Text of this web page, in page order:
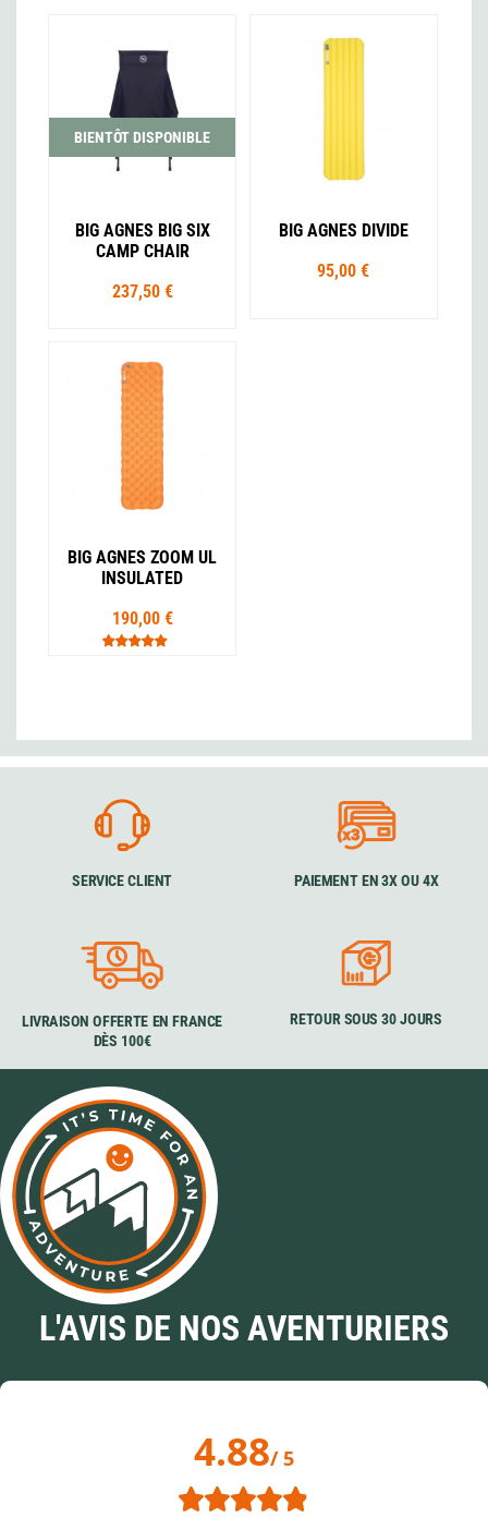
BIENTÔT DISPONIBLE
BIG AGNES BIG SIX
CAMP CHAIR
237,50 €
BIG AGNES DIVIDE
95,00 €
BIG AGNES ZOOM UL
INSULATED
190,00 €
SERVICE CLIENT PAIEMENT EN 3X OU 4X
LIVRAISON OFFERTE EN FRANCE
DÈS 100€
RETOUR SOUS 30 JOURS
L'AVIS DE NOS AVENTURIERS
4.88/ 5